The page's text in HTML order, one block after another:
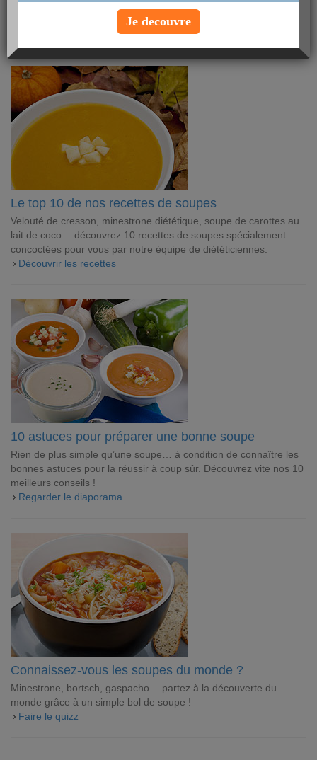
bonnes soupes qui vont vous régaler tout l’hiver. A vos fourneaux
ARTICLES CUISINE
Le top 10 de nos recettes de soupes
Velouté de cresson, minestrone diététique, soupe de carottes au
lait de coco… découvrez 10 recettes de soupes spécialement
concoctées pour vous par notre équipe de diététiciennes.
Découvrir les recettes
10 astuces pour préparer une bonne soupe
Rien de plus simple qu’une soupe… à condition de connaître les
bonnes astuces pour la réussir à coup sûr. Découvrez vite nos 10
meilleurs conseils !
Regarder le diaporama
Connaissez-vous les soupes du monde ?
Minestrone, bortsch, gaspacho… partez à la découverte du
monde grâce à un simple bol de soupe !
Faire le quizz
Je decouvre